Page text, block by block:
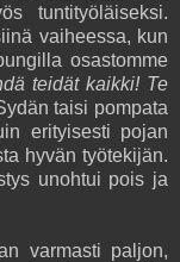
tuntityöläiseksi.
vaiheessa, kun
osastomme
teidät kaikki! Te
taisi pompata
erityisesti pojan
hyvän työtekijän.
unohtui pois ja
varmasti paljon,